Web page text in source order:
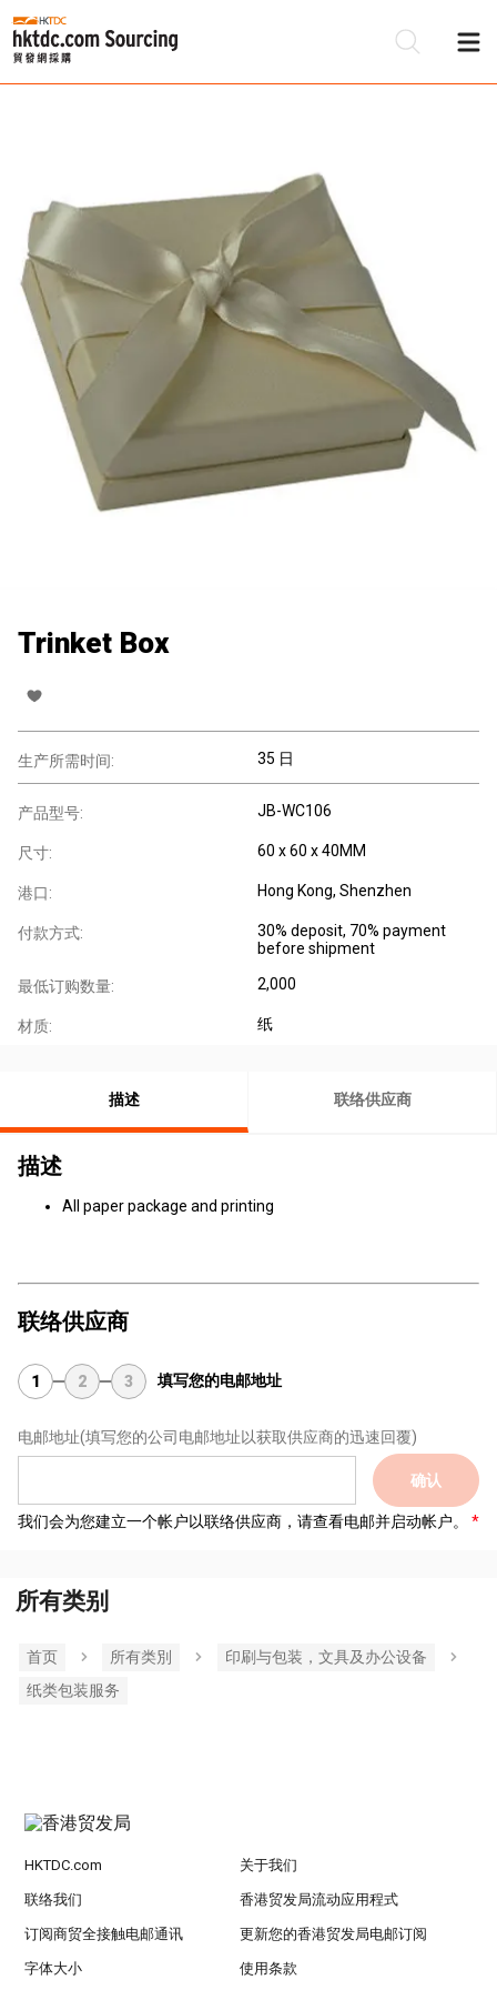
Trinket Box
生产所需时间: 35 日
产品型号: JB-WC106
尺寸: 60 x 60 x 40MM
港口: Hong Kong, Shenzhen
付款方式:
30% deposit, 70% payment
before shipment
最低订购数量: 2,000
材质: 纸
描述 联络供应商
描述
All paper package and printing
联络供应商
1 2 3 填写您的电邮地址
电邮地址(填写您的公司电邮地址以获取供应商的迅速回覆)
确认
我们会为您建立一个帐户以联络供应商，请查看电邮并启动帐户。
所有类别
首页 所有类別
印刷与包装，文具及办公设备
纸类包装服务
HKTDC.com 关于我们
联络我们 香港贸发局流动应用程式
订阅商贸全接触电邮通讯 更新您的香港贸发局电邮订阅
字体大小 使用条款